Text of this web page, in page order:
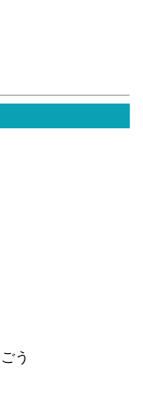
う